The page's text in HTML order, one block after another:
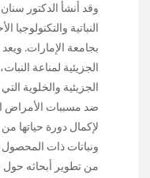
وقد أنشأ الدكتور
النباتية والتكنولوجيا
بجامعة الإمارات.
الجزيئية لمناعة
الجزيئية والخلوية
ضد مسببات الأمراض
لإكمال دورة حياتها
ونباتات ذات
من تطوير أبحاثه حول